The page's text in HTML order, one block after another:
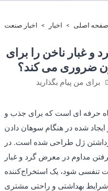
صفحه اصلی > اخبار > اخبار صنعت
و غبار ناخن را برای
ضروری می کند؟
برای من پیام بگذارید
حرفه ای است که برای جذب و
ایجاد شده در هنگام سوهان دادن
ژل طراحی شده است. در
مداوم در معرض گرد و غبار
تنفسی شود، یک استخراج‌کننده
بهداشتی و راحتی مشتری